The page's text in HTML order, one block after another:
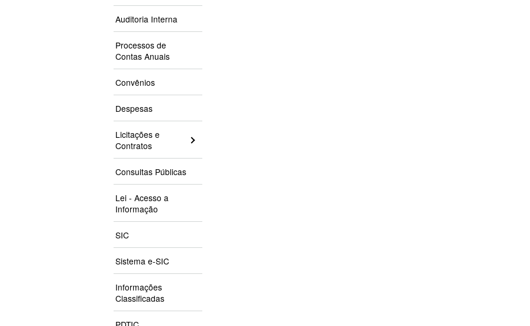
Auditoria Interna
Processos de
Contas Anuais
Convênios
Despesas
Licitações e
Contratos
Consultas Públicas
Lei - Acesso a
Informação
SIC
Sistema e-SIC
Informações
Classificadas